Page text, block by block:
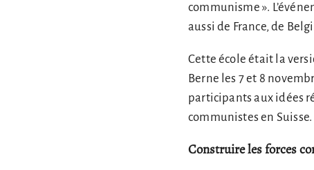
communisme ».
aussi de France, de
Cette école était la
Berne les 7 et 8
participants aux idées
communistes en Suisse.
Construire les forces